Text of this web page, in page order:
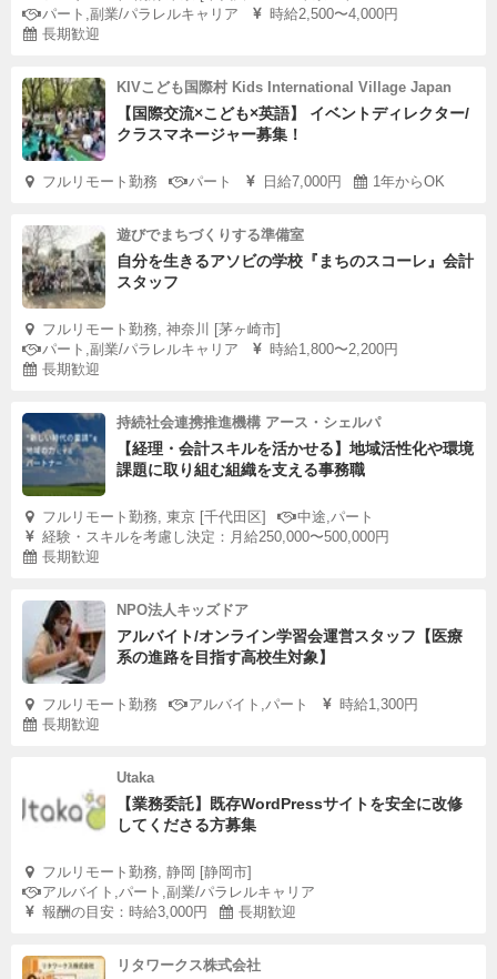
パート,副業/パラレルキャリア
時給2,500〜4,000円
長期歓迎
KIVこども国際村 Kids International Village Japan
【国際交流×こども×英語】 イベントディレクター/
クラスマネージャー募集！
フルリモート勤務 パート 日給7,000円 1年からOK
遊びでまちづくりする準備室
自分を生きるアソビの学校『まちのスコーレ』会計
スタッフ
フルリモート勤務, 神奈川 [茅ヶ崎市]
パート,副業/パラレルキャリア
時給1,800〜2,200円
長期歓迎
持続社会連携推進機構 アース・シェルパ
【経理・会計スキルを活かせる】地域活性化や環境
課題に取り組む組織を支える事務職
フルリモート勤務, 東京 [千代田区]
中途,パート
経験・スキルを考慮し決定：月給250,000〜500,000円
長期歓迎
NPO法人キッズドア
アルバイト/オンライン学習会運営スタッフ【医療
系の進路を目指す高校生対象】
フルリモート勤務 アルバイト,パート
時給1,300円
長期歓迎
Utaka
【業務委託】既存WordPressサイトを安全に改修
してくださる方募集
フルリモート勤務, 静岡 [静岡市]
アルバイト,パート,副業/パラレルキャリア
報酬の目安：時給3,000円
長期歓迎
リタワークス株式会社